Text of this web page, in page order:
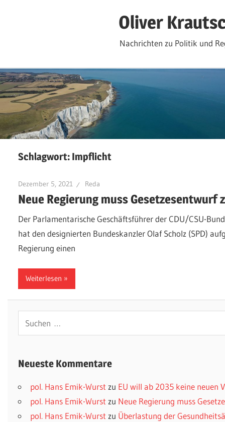
Oliver
Nachrichten zu Politik und
Schlagwort: Impflicht
Dezember 5, 2021 Reda
Neue Regierung muss
Der Parlamentarische Geschäftsführer der CDU/CSU-
hat den designierten Bundeskanzler Olaf Scholz (SPD)
Regierung einen
Weiterlesen
Neueste Kommentare
pol. Hans Emik-Wurst zu EU will ab 2035 keine neuen
pol. Hans Emik-Wurst zu Neue Regierung muss
pol. Hans Emik-Wurst zu Überlastung der